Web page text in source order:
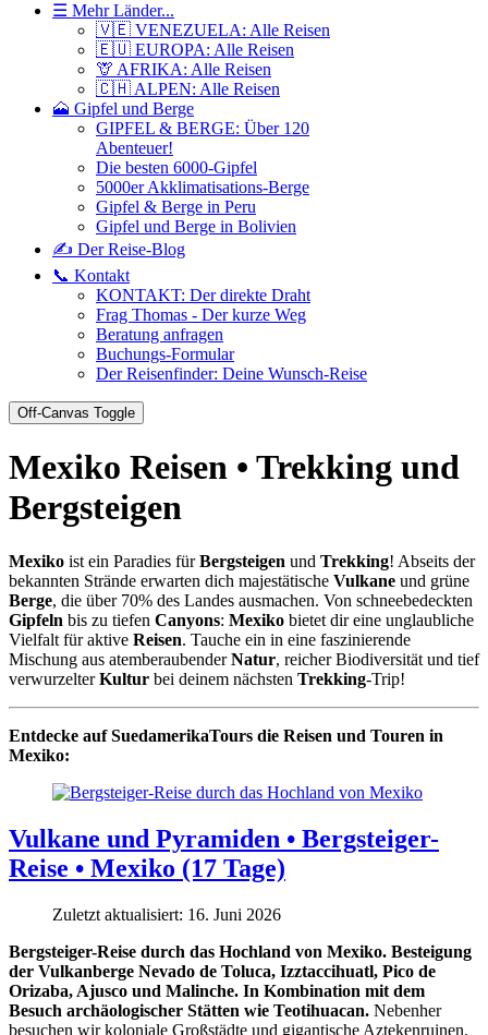
☰ Mehr Länder...
🇻🇪 VENEZUELA: Alle Reisen
🇪🇺 EUROPA: Alle Reisen
🦒 AFRIKA: Alle Reisen
🇨🇭 ALPEN: Alle Reisen
🗻 Gipfel und Berge
GIPFEL & BERGE: Über 120
Abenteuer!
Die besten 6000-Gipfel
5000er Akklimatisations-Berge
Gipfel & Berge in Peru
Gipfel und Berge in Bolivien
✍️ Der Reise-Blog
📞 Kontakt
KONTAKT: Der direkte Draht
Frag Thomas - Der kurze Weg
Beratung anfragen
Buchungs-Formular
Der Reisenfinder: Deine Wunsch-Reise
Off-Canvas Toggle
Mexiko Reisen • Trekking und
Bergsteigen
Mexiko ist ein Paradies fürBergsteigen und Trekking! Abseits der
bekannten Strände erwarten dich majestätische Vulkane und grüne
Berge, die über 70% des Landes ausmachen. Von schneebedeckten
Gipfeln bis zu tiefen Canyons: Mexiko bietet dir eine unglaubliche
Vielfalt für aktive Reisen. Tauche ein in eine faszinierende
Mischung aus atemberaubenderNatur, reicher Biodiversität und tief
verwurzelterKultur bei deinem nächsten Trekking-Trip!
Entdecke auf SuedamerikaTours die Reisen und Touren in
Mexiko:
Vulkane und Pyramiden • Bergsteiger-
Reise • Mexiko (17 Tage)
Zuletzt aktualisiert: 16. Juni 2026
Bergsteiger-Reise durch das Hochland von Mexiko. Besteigung
der Vulkanberge Nevado de Toluca, Izztaccihuatl, Pico de
Orizaba, Ajusco und Malinche. In Kombination mit dem
Besuch archäologischer Stätten wie Teotihuacan. Nebenher
besuchen wir koloniale Großstädte und gigantische Aztekenruinen.